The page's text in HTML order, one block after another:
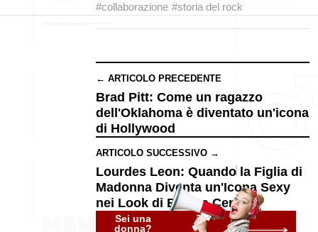
#collaborazione #storia del rock
← ARTICOLO PRECEDENTE
Brad Pitt: Come un ragazzo
dell'Oklahoma è diventato un'icona
di Hollywood
ARTICOLO SUCCESSIVO →
Lourdes Leon: Quando la Figlia di
Madonna Diventa un'Icona Sexy
nei Look di Bianca Censori
Sei una
donna?